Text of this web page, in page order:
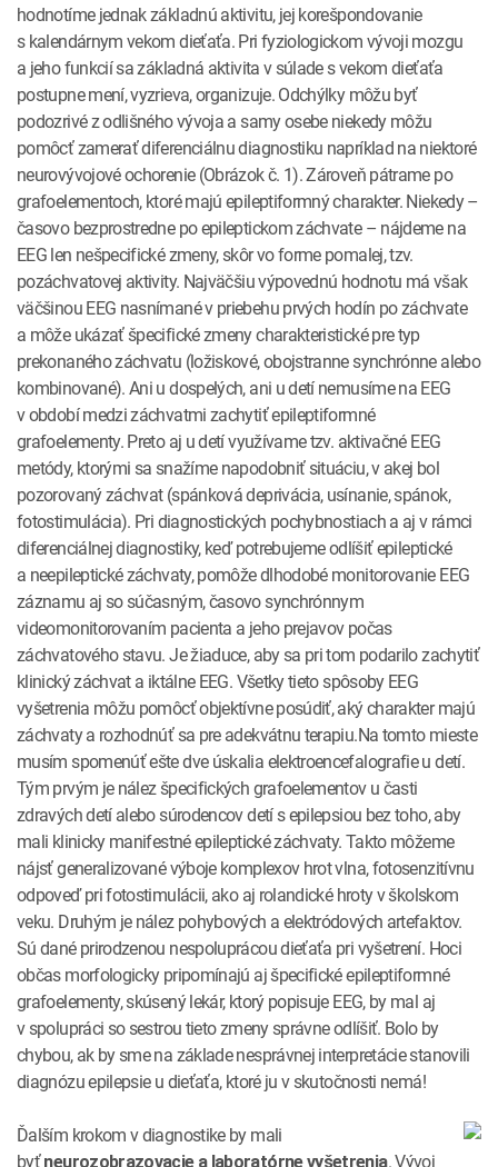
hodnotíme jednak základnú aktivitu, jej korešpondovanie
s kalendárnym vekom dieťaťa. Pri fyziologickom vývoji mozgu
a jeho funkcií sa základná aktivita v súlade s vekom dieťaťa
postupne mení, vyzrieva, organizuje. Odchýlky môžu byť
podozrivé z odlišného vývoja a samy osebe niekedy môžu
pomôcť zamerať diferenciálnu diagnostiku napríklad na niektoré
neurovývojové ochorenie (Obrázok č. 1). Zároveň pátrame po
grafoelementoch, ktoré majú epileptiformný charakter. Niekedy –
časovo bezprostredne po epileptickom záchvate – nájdeme na
EEG len nešpecifické zmeny, skôr vo forme pomalej, tzv.
pozáchvatovej aktivity. Najväčšiu výpovednú hodnotu má však
väčšinou EEG nasnímané v priebehu prvých hodín po záchvate
a môže ukázať špecifické zmeny charakteristické pre typ
prekonaného záchvatu (ložiskové, obojstranne synchrónne alebo
kombinované). Ani u dospelých, ani u detí nemusíme na EEG
v období medzi záchvatmi zachytiť epileptiformné
grafoelementy. Preto aj u detí využívame tzv. aktivačné EEG
metódy, ktorými sa snažíme napodobniť situáciu, v akej bol
pozorovaný záchvat (spánková deprivácia, usínanie, spánok,
fotostimulácia). Pri diagnostických pochybnostiach a aj v rámci
diferenciálnej diagnostiky, keď potrebujeme odlíšiť epileptické
a neepileptické záchvaty, pomôže dlhodobé monitorovanie EEG
záznamu aj so súčasným, časovo synchrónnym
videomonitorovaním pacienta a jeho prejavov počas
záchvatového stavu. Je žiaduce, aby sa pri tom podarilo zachytiť
klinický záchvat a iktálne EEG. Všetky tieto spôsoby EEG
vyšetrenia môžu pomôcť objektívne posúdiť, aký charakter majú
záchvaty a rozhodnúť sa pre adekvátnu terapiu.Na tomto mieste
musím spomenúť ešte dve úskalia elektroencefalografie u detí.
Tým prvým je nález špecifických grafoelementov u časti
zdravých detí alebo súrodencov detí s epilepsiou bez toho, aby
mali klinicky manifestné epileptické záchvaty. Takto môžeme
nájsť generalizované výboje komplexov hrot vlna, fotosenzitívnu
odpoveď pri fotostimulácii, ako aj rolandické hroty v školskom
veku. Druhým je nález pohybových a elektródových artefaktov.
Sú dané prirodzenou nespoluprácou dieťaťa pri vyšetrení. Hoci
občas morfologicky pripomínajú aj špecifické epileptiformné
grafoelementy, skúsený lekár, ktorý popisuje EEG, by mal aj
v spolupráci so sestrou tieto zmeny správne odlíšiť. Bolo by
chybou, ak by sme na základe nesprávnej interpretácie stanovili
diagnózu epilepsie u dieťaťa, ktoré ju v skutočnosti nemá!
Ďalším krokom v diagnostike by mali
byťneurozobrazovacie a laboratórne vyšetrenia. Vývoj